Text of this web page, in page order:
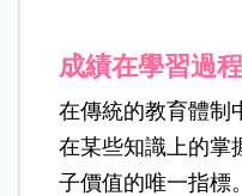
成績在學習過
在傳統的教育體制
在某些知識上的掌
子價值的唯一指標